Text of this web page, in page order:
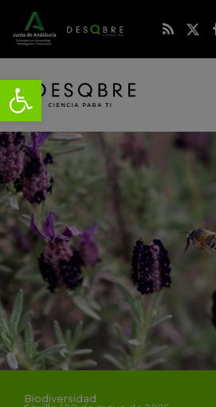
Biodiversidad